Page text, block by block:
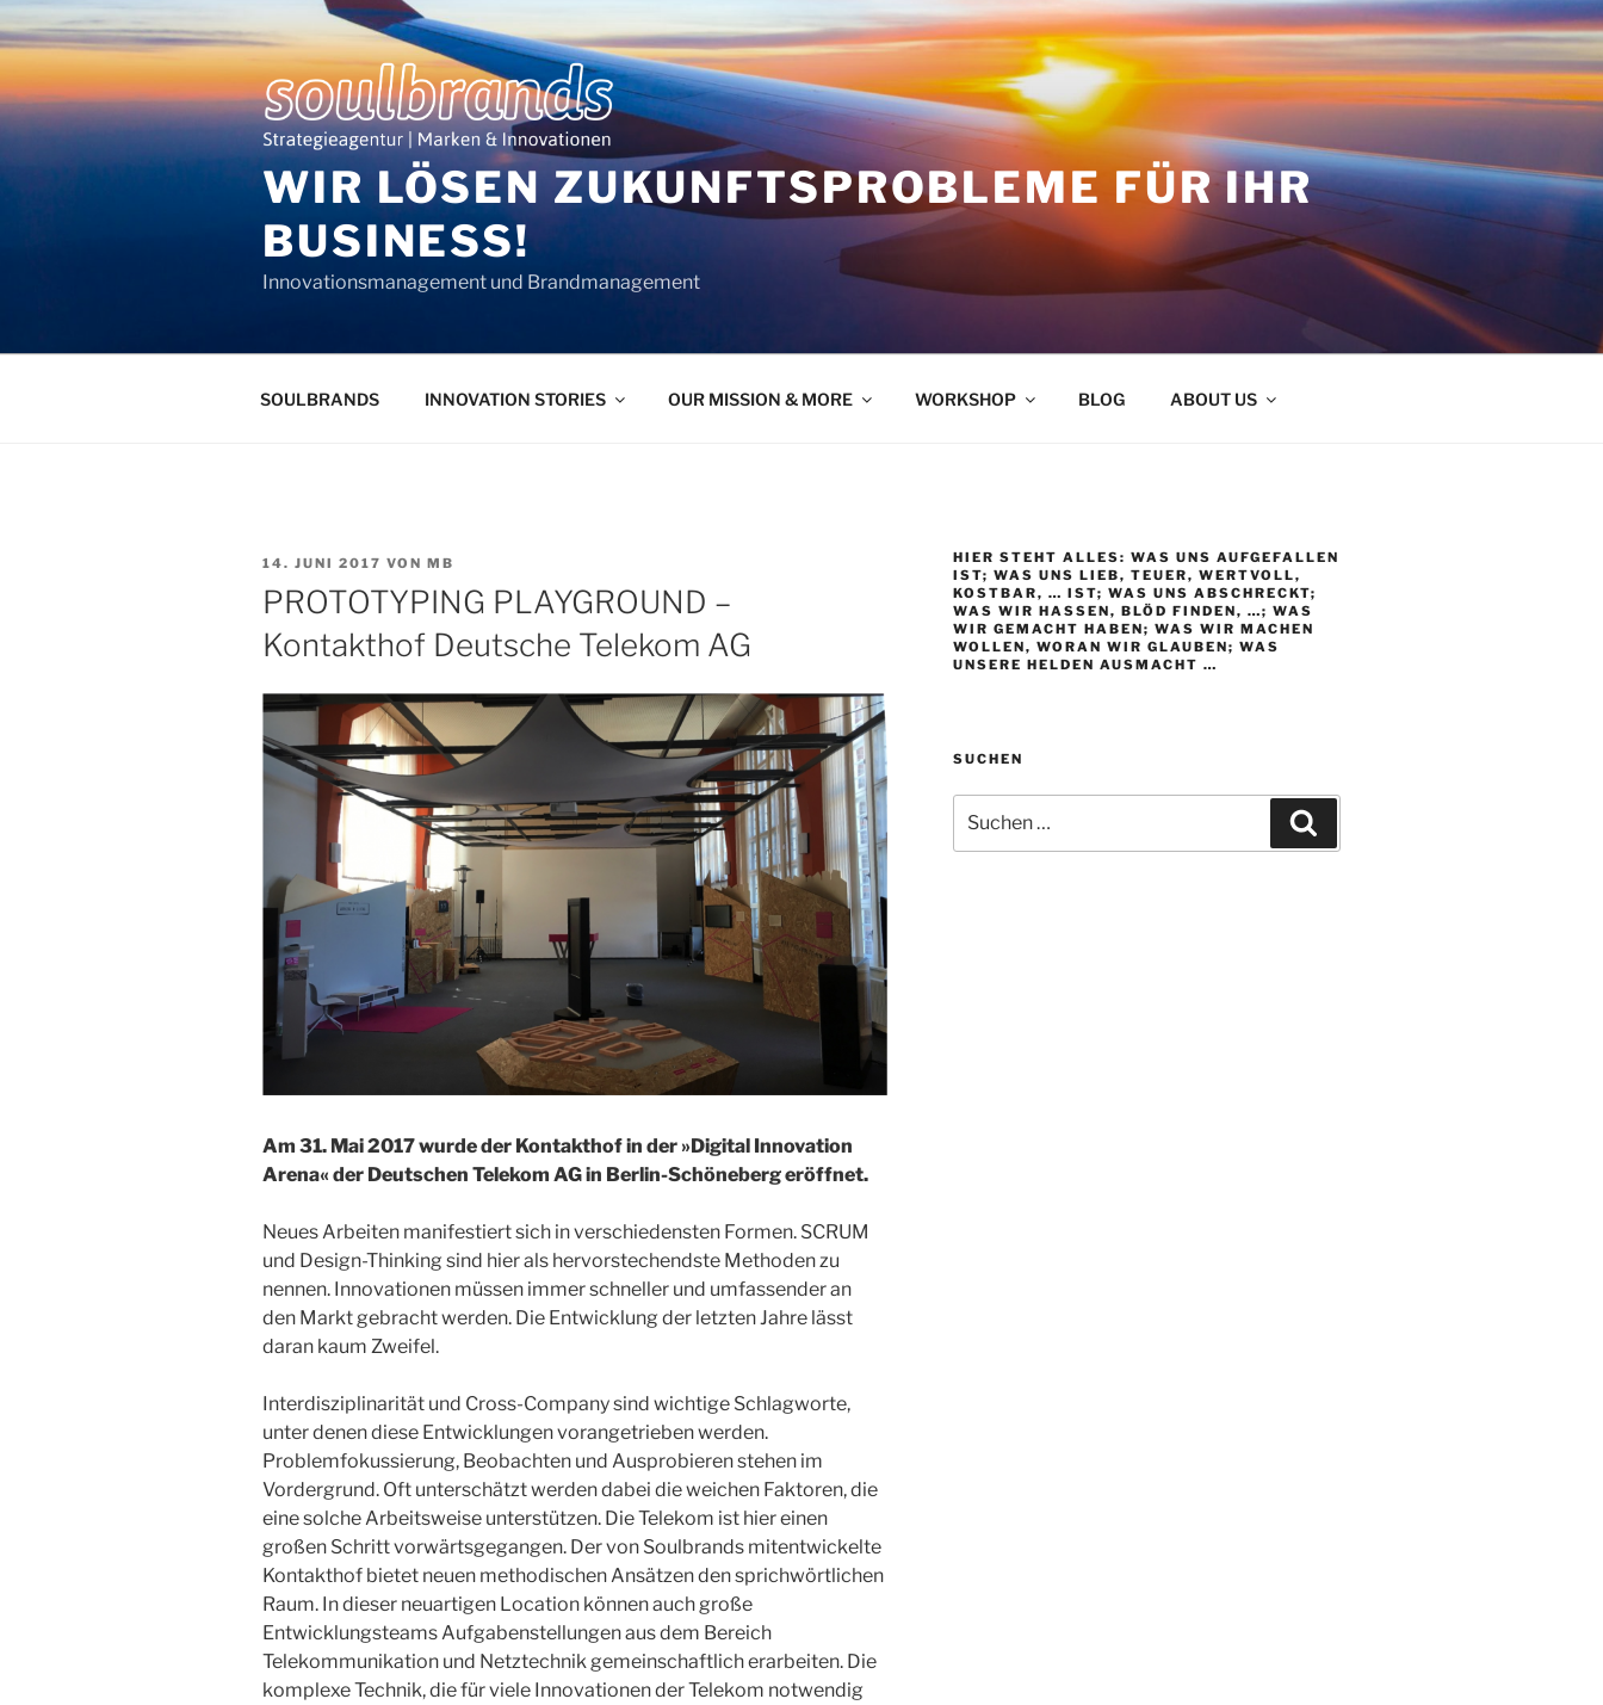
Zum
Inhalt
springen
WIR LÖSEN ZUKUNFTSPROBLEME FÜR IHR
BUSINESS!
Innovationsmanagement und Brandmanagement
SOULBRANDS INNOVATION STORIES OUR MISSION & MORE WORKSHOP BLOG ABOUT US
VERÖFFENTLICHT
AM
14. JUNI 2017 VON MB
PROTOTYPING PLAYGROUND –
Kontakthof Deutsche Telekom AG
Am 31. Mai 2017 wurde der Kontakthof in der »Digital Innovation
Arena« der Deutschen Telekom AG in Berlin-Schöneberg eröffnet.
Neues Arbeiten manifestiert sich in verschiedensten Formen. SCRUM
und Design-Thinking sind hier als hervorstechendste Methoden zu
nennen. Innovationen müssen immer schneller und umfassender an
den Markt gebracht werden. Die Entwicklung der letzten Jahre lässt
daran kaum Zweifel.
Interdisziplinarität und Cross-Company sind wichtige Schlagworte,
unter denen diese Entwicklungen vorangetrieben werden.
Problemfokussierung, Beobachten und Ausprobieren stehen im
Vordergrund. Oft unterschätzt werden dabei die weichen Faktoren, die
eine solche Arbeitsweise unterstützen. Die Telekom ist hier einen
großen Schritt vorwärtsgegangen. Der von Soulbrands mitentwickelte
Kontakthof bietet neuen methodischen Ansätzen den sprichwörtlichen
Raum. In dieser neuartigen Location können auch große
Entwicklungsteams Aufgabenstellungen aus dem Bereich
Telekommunikation und Netztechnik gemeinschaftlich erarbeiten. Die
komplexe Technik, die für viele Innovationen der Telekom notwendig
HIER STEHT ALLES: WAS UNS AUFGEFALLEN
IST; WAS UNS LIEB, TEUER, WERTVOLL,
KOSTBAR, … IST; WAS UNS ABSCHRECKT;
WAS WIR HASSEN, BLÖD FINDEN, …; WAS
WIR GEMACHT HABEN; WAS WIR MACHEN
WOLLEN, WORAN WIR GLAUBEN; WAS
UNSERE HELDEN AUSMACHT …
SUCHEN
nach: